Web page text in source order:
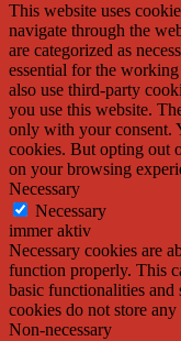
This website uses
navigate through the
are categorized as
essential for the
also use third-party
you use this website.
only with your consent.
cookies. But opting out
on your browsing
Necessary
Necessary
immer aktiv
Necessary cookies are
function properly. This
basic functionalities and
cookies do not store
Non-necessary